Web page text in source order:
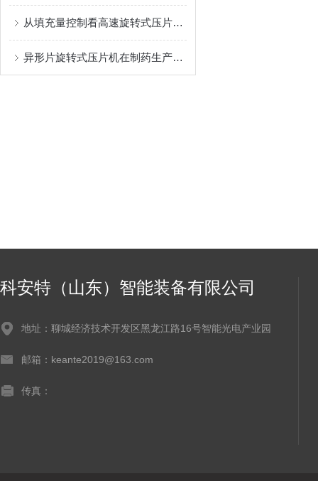
从填充量控制看高速旋转式压片机在制药中的应用优势
异形片旋转式压片机在制药生产中的创新应用
科安特（山东）智能装备有限公司
地址：聊城经济技术开发区黑龙江路16号智能光电产业园
邮箱：keante2019@163.com
传真：